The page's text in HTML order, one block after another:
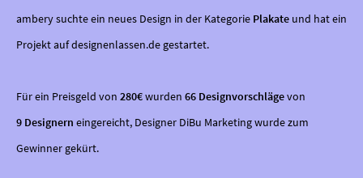
ambery suchte ein neues Design in der Kategorie Plakate und hat ein
Projekt auf designenlassen.de gestartet.
Für ein Preisgeld von 280€wurden 66 Designvorschlägevon
9 Designern eingereicht, Designer DiBu Marketing wurde zum
Gewinner gekürt.